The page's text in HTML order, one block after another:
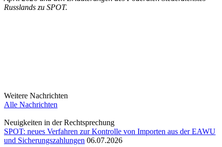
Russlands zu SPOT.
Weitere Nachrichten
Alle Nachrichten
Neuigkeiten in der Rechtsprechung
SPOT: neues Verfahren zur Kontrolle von Importen aus der EAWU
und Sicherungszahlungen 06.07.2026